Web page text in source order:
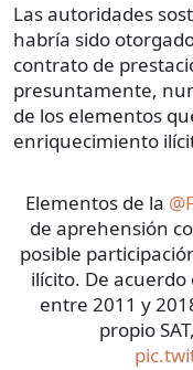
Las autoridades
habría sido
contrato de
presuntamente,
de los elementos
enriquecimiento
Elementos de la
de aprehensión
posible
ilícito. De acuerdo
entre 2011 y
propio